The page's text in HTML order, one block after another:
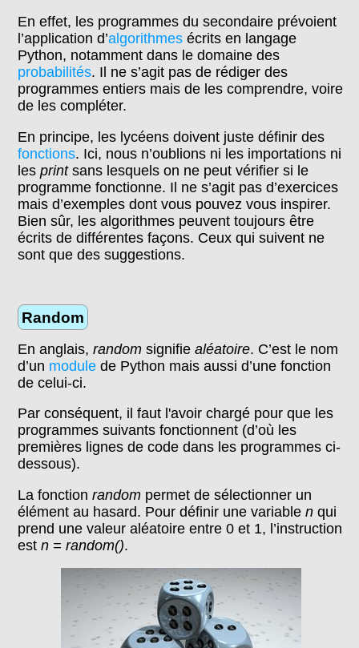
En effet, les programmes du secondaire prévoient
l’application d’algorithmes écrits en langage
Python, notamment dans le domaine des
probabilités. Il ne s’agit pas de rédiger des
programmes entiers mais de les comprendre, voire
de les compléter.
En principe, les lycéens doivent juste définir des
fonctions. Ici, nous n’oublions ni les importations ni
lesprintsans lesquels on ne peut vérifier si le
programme fonctionne. Il ne s’agit pas d’exercices
mais d’exemples dont vous pouvez vous inspirer.
Bien sûr, les algorithmes peuvent toujours être
écrits de différentes façons. Ceux qui suivent ne
sont que des suggestions.
Random
En anglais,random signifiealéatoire. C’est le nom
d’un module de Python mais aussi d’une fonction
de celui-ci.
Par conséquent, il faut l'avoir chargé pour que les
programmes suivants fonctionnent (d’où les
premières lignes de code dans les programmes ci-
dessous).
La fonctionrandom permet de sélectionner un
élément au hasard. Pour définir une variablen qui
prend une valeur aléatoire entre 0 et 1, l’instruction
estn = random().